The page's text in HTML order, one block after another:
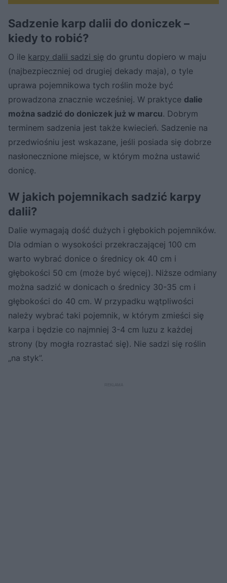
Sadzenie karp dalii do doniczek –
kiedy to robić?
O ile karpy dalii sadzi się do gruntu dopiero w maju
(najbezpieczniej od drugiej dekady maja), o tyle
uprawa pojemnikowa tych roślin może być
prowadzona znacznie wcześniej. W praktyce dalie
można sadzić do doniczek już w marcu. Dobrym
terminem sadzenia jest także kwiecień. Sadzenie na
przedwiośniu jest wskazane, jeśli posiada się dobrze
nasłonecznione miejsce, w którym można ustawić
donicę.
W jakich pojemnikach sadzić karpy
dalii?
Dalie wymagają dość dużych i głębokich pojemników.
Dla odmian o wysokości przekraczającej 100 cm
warto wybrać donice o średnicy ok 40 cm i
głębokości 50 cm (może być więcej). Niższe odmiany
można sadzić w donicach o średnicy 30-35 cm i
głębokości do 40 cm. W przypadku wątpliwości
należy wybrać taki pojemnik, w którym zmieści się
karpa i będzie co najmniej 3-4 cm luzu z każdej
strony (by mogła rozrastać się). Nie sadzi się roślin
„na styk”.